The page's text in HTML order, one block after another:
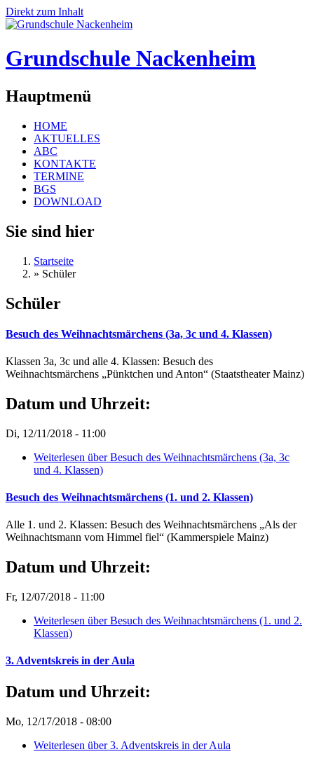
Direkt zum Inhalt
Grundschule Nackenheim
Hauptmenü
HOME
AKTUELLES
ABC
KONTAKTE
TERMINE
BGS
DOWNLOAD
Sie sind hier
Startseite
» Schüler
Schüler
Besuch des Weihnachtsmärchens (3a, 3c und 4. Klassen)
Klassen 3a, 3c und alle 4. Klassen: Besuch des
Weihnachtsmärchens „Pünktchen und Anton“ (Staatstheater Mainz)
Datum und Uhrzeit:
Di, 12/11/2018 - 11:00
Weiterlesen über Besuch des Weihnachtsmärchens (3a, 3c
und 4. Klassen)
Besuch des Weihnachtsmärchens (1. und 2. Klassen)
Alle 1. und 2. Klassen: Besuch des Weihnachtsmärchens „Als der
Weihnachtsmann vom Himmel fiel“ (Kammerspiele Mainz)
Datum und Uhrzeit:
Fr, 12/07/2018 - 11:00
Weiterlesen über Besuch des Weihnachtsmärchens (1. und 2.
Klassen)
3. Adventskreis in der Aula
Datum und Uhrzeit:
Mo, 12/17/2018 - 08:00
Weiterlesen über 3. Adventskreis in der Aula